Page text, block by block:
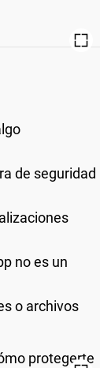
de seguridad
no es un
o archivos